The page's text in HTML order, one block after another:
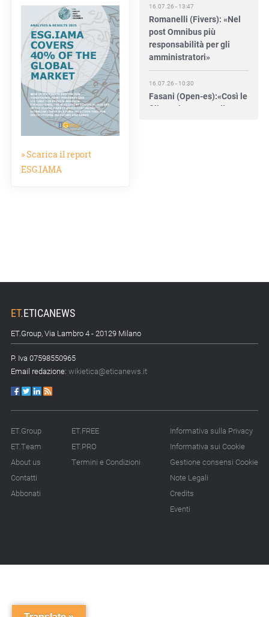
» Scarica il report
ESG.IAMA
Romanelli (Fivers): «Nel
post Omnibus più
responsabilità per gli
amministratori»
Fasani (Open-es):«Così le
filiere aiutano a collegare
15.07.26 - 8:00
14.07.26 - 11:00
Tornano le Settimane
appuntamenti
14.07.26 - 10:00
Mcc colloca social bond
bancarie
ET.ETICANEWS
ET.Group, Via Lambro 4 - 20129 Milano
P. Iva 07598550965
Email redazione: wikietica@eticanews.it
ET.Group
ET.Team
About us
Contatti
Abbonati
ET.FREE
ET.PRO
Termini e Condizioni
Informativa sulla Privacy
Informativa sui Cookie
Gestione consensi Cookie
Note Legali
Credits
Eventi